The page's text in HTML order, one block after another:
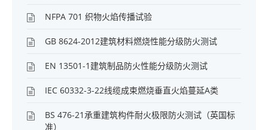
NFPA 701 织物火焰传播试验
GB 8624-2012建筑材料燃烧性能分级防火测试
EN 13501-1建筑制品防火性能分级防火测试
IEC 60332-3-22线缆成束燃烧垂直火焰蔓延A类
BS 476-21承重建筑构件耐火极限防火测试（英国标
准）